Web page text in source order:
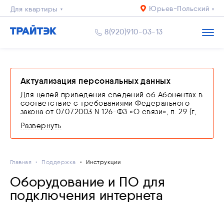
Для квартиры
Бизнесу
Юрьев-Польский
8(920)910-03-13
Актуализация персональных данных
Для целей приведения сведений об Абонентах в
соответствие с требованиями Федерального
закона от 07.07.2003 N 126-ФЗ «О связи», п. 29 (г,
связи, утвержденных Постановлением
Правительства РФ от 31.12.2021 N 2607
договоре об оказании услуг связи путем
документа, удостоверяющего личность.
В случае невыполнения абонентом обязанности
по подтверждению сведений или
Развернуть
Главная Поддержка Инструкции
Оборудование и ПО для
подключения интернета